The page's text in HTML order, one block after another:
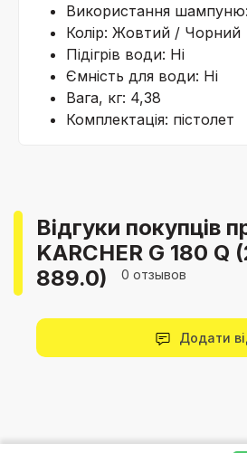
Використання
Колір: Жовтий / Чорний
Підігрів води: Ні
Ємність для води: Ні
Вага, кг: 4,38
Комплектація: пістолет
Відгуки покупців
KARCHER G 180 Q
889.0)
0 отзывов
Додати